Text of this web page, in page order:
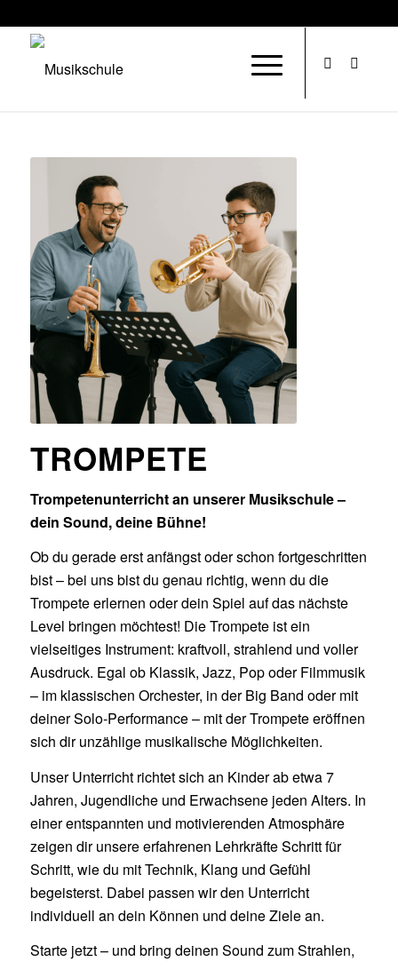
TROMPETE
Trompetenunterricht an unserer Musikschule –
dein Sound, deine Bühne!
Ob du gerade erst anfängst oder schon fortgeschritten
bist – bei uns bist du genau richtig, wenn du die
Trompete erlernen oder dein Spiel auf das nächste
Level bringen möchtest! Die Trompete ist ein
vielseitiges Instrument: kraftvoll, strahlend und voller
Ausdruck. Egal ob Klassik, Jazz, Pop oder Filmmusik
– im klassischen Orchester, in der Big Band oder mit
deiner Solo-Performance – mit der Trompete eröffnen
sich dir unzählige musikalische Möglichkeiten.
Unser Unterricht richtet sich an Kinder ab etwa 7
Jahren, Jugendliche und Erwachsene jeden Alters. In
einer entspannten und motivierenden Atmosphäre
zeigen dir unsere erfahrenen Lehrkräfte Schritt für
Schritt, wie du mit Technik, Klang und Gefühl
begeisterst. Dabei passen wir den Unterricht
individuell an dein Können und deine Ziele an.
Starte jetzt – und bring deinen Sound zum Strahlen,